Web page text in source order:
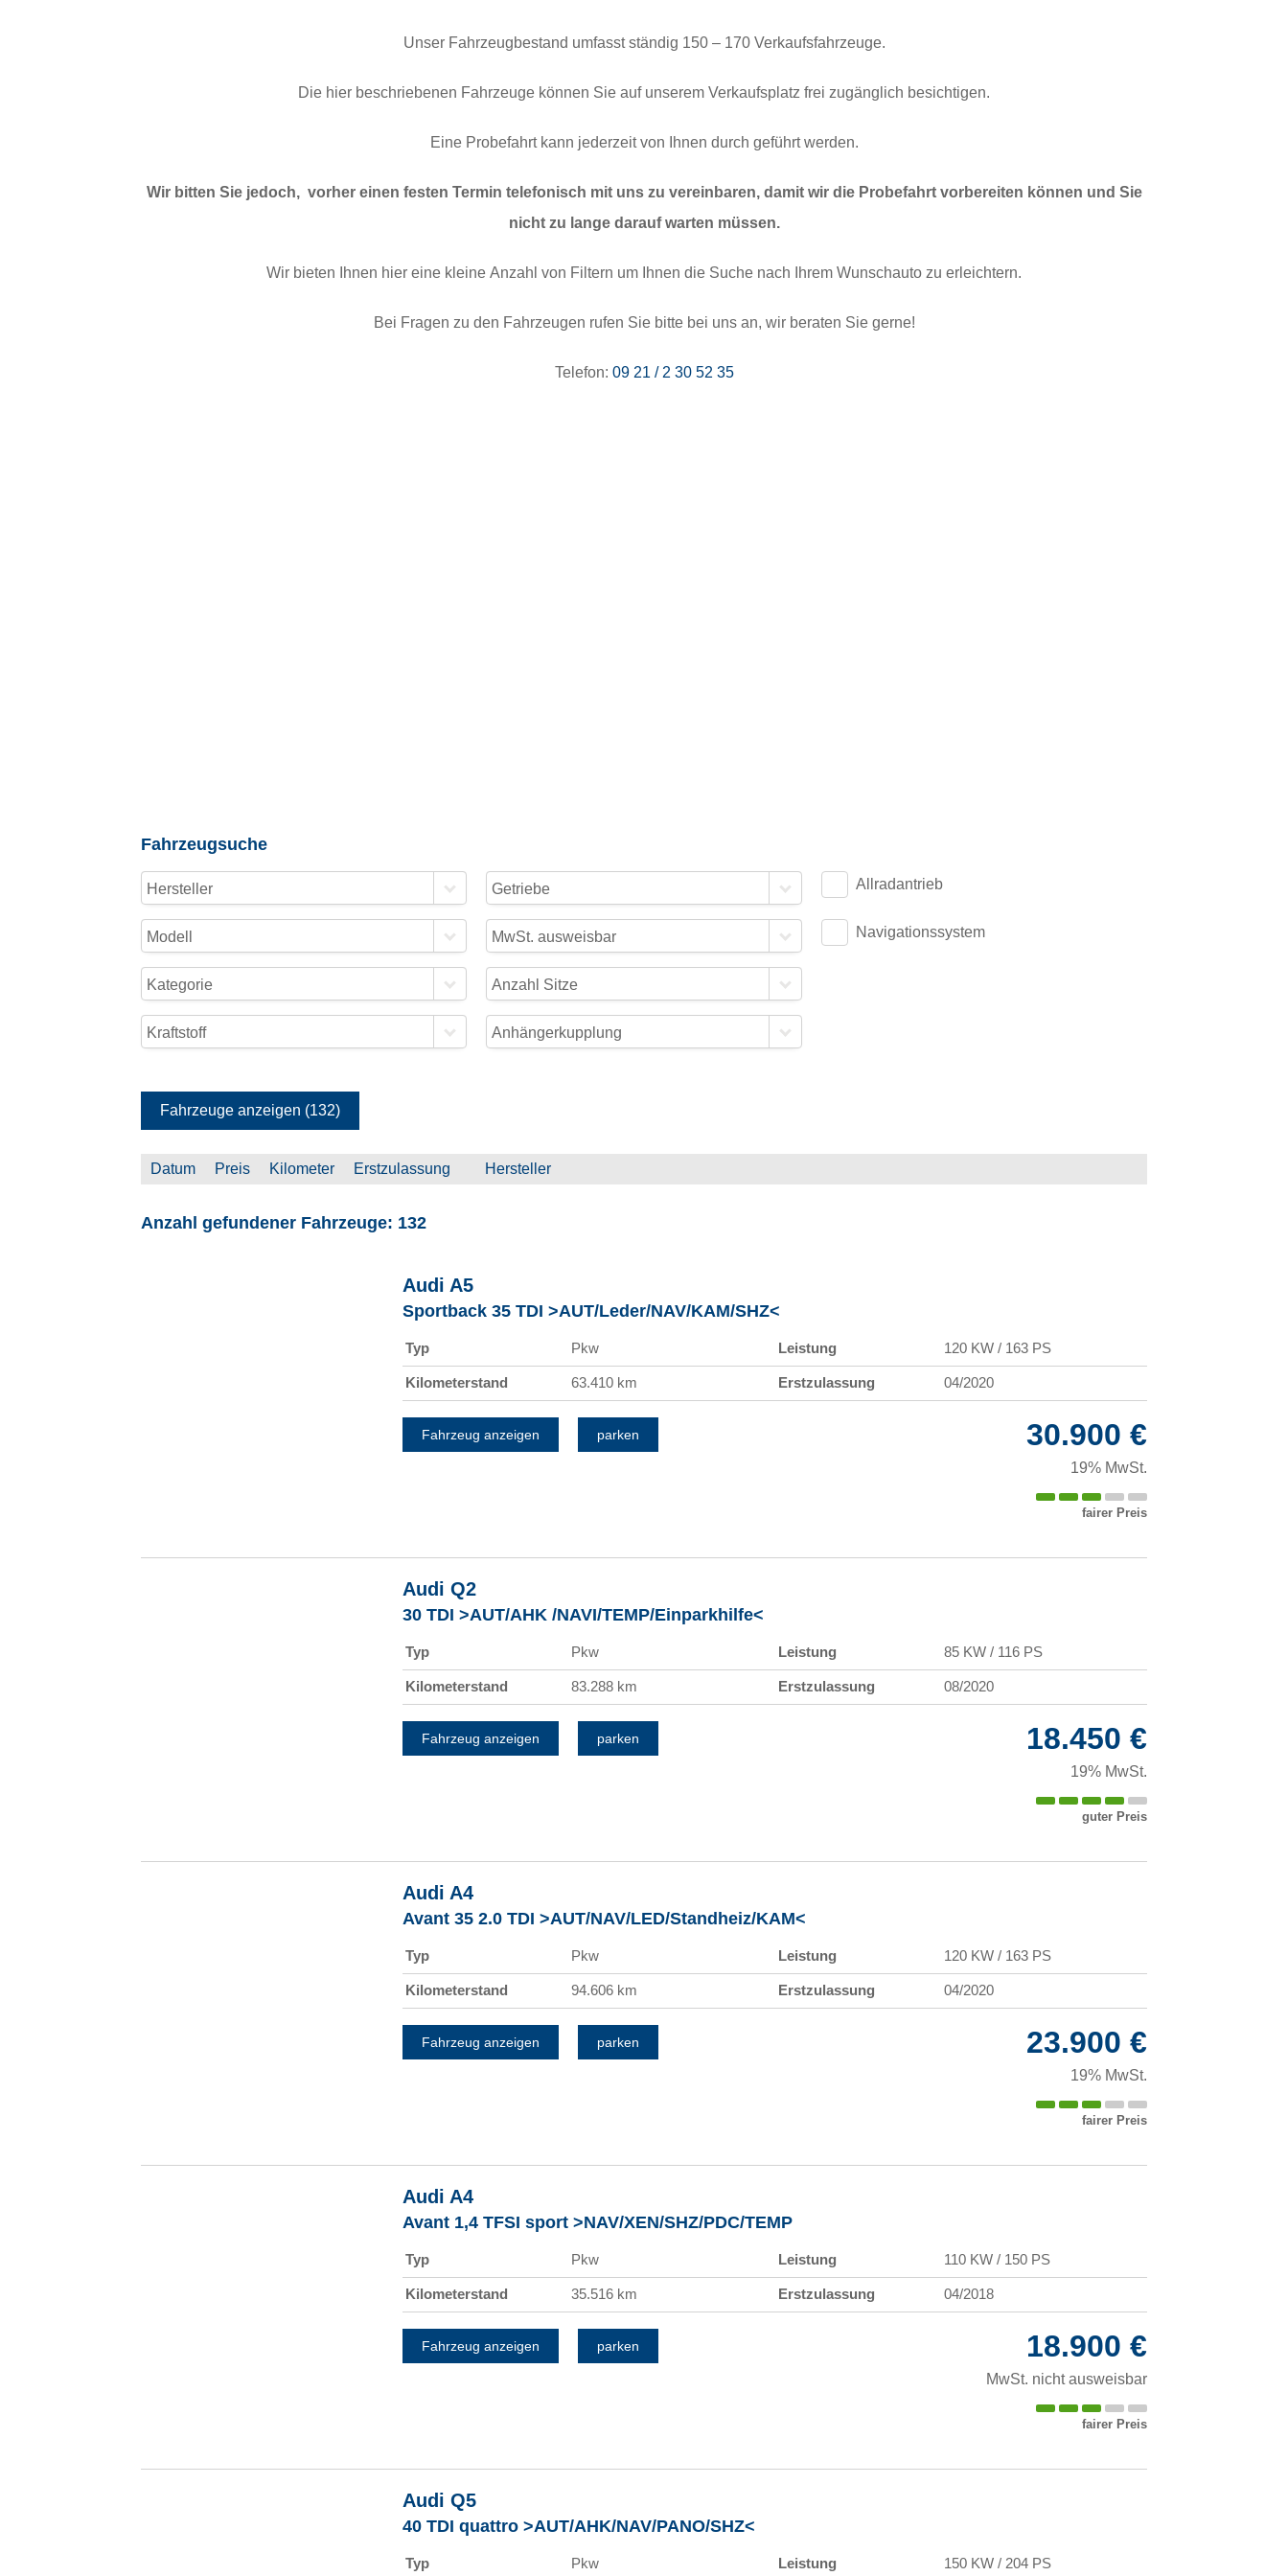
Unser Fahrzeugbestand umfasst ständig 150 – 170 Verkaufsfahrzeuge.
Die hier beschriebenen Fahrzeuge können Sie auf unserem Verkaufsplatz frei zugänglich besichtigen.
Eine Probefahrt kann jederzeit von Ihnen durch geführt werden.
Wir bitten Sie jedoch, vorher einen festen Termin telefonisch mit uns zu vereinbaren, damit wir die Probefahrt vorbereiten können und Sie
nicht zu lange darauf warten müssen.
Wir bieten Ihnen hier eine kleine Anzahl von Filtern um Ihnen die Suche nach Ihrem Wunschauto zu erleichtern.
Bei Fragen zu den Fahrzeugen rufen Sie bitte bei uns an, wir beraten Sie gerne!
Telefon: 09 21 / 2 30 52 35
Fahrzeugsuche
Hersteller
Modell
Kategorie
Kraftstoff
Getriebe
MwSt. ausweisbar
Anzahl Sitze
Anhängerkupplung
Allradantrieb
Navigationssystem
Fahrzeuge anzeigen (132)
Datum Preis Kilometer Erstzulassung Hersteller
Anzahl gefundener Fahrzeuge: 132
Audi A5
Sportback 35 TDI >AUT/Leder/NAV/KAM/SHZ<
Typ Pkw Leistung 120 KW / 163 PS
Kilometerstand 63.410 km Erstzulassung 04/2020
Fahrzeug anzeigen parken 30.900 €
19% MwSt.
fairer Preis
Audi Q2
30 TDI >AUT/AHK /NAVI/TEMP/Einparkhilfe<
Typ Pkw Leistung 85 KW / 116 PS
Kilometerstand 83.288 km Erstzulassung 08/2020
Fahrzeug anzeigen parken 18.450 €
19% MwSt.
guter Preis
Audi A4
Avant 35 2.0 TDI >AUT/NAV/LED/Standheiz/KAM<
Typ Pkw Leistung 120 KW / 163 PS
Kilometerstand 94.606 km Erstzulassung 04/2020
Fahrzeug anzeigen parken 23.900 €
19% MwSt.
fairer Preis
Audi A4
Avant 1,4 TFSI sport >NAV/XEN/SHZ/PDC/TEMP
Typ Pkw Leistung 110 KW / 150 PS
Kilometerstand 35.516 km Erstzulassung 04/2018
Fahrzeug anzeigen parken 18.900 €
MwSt. nicht ausweisbar
fairer Preis
Audi Q5
40 TDI quattro >AUT/AHK/NAV/PANO/SHZ<
Typ Pkw Leistung 150 KW / 204 PS